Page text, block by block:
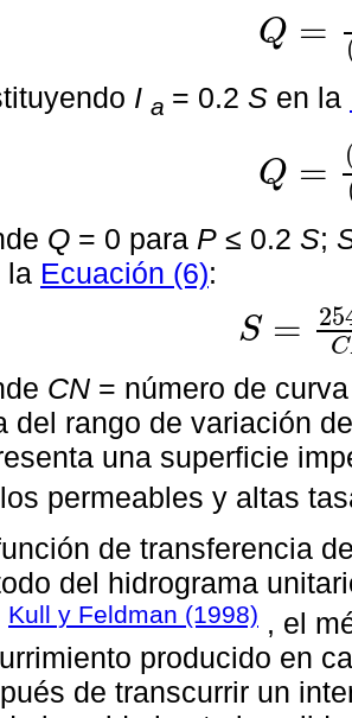
Q =
Q=P Ia2P a
I a = 0.2 S en la
Q =
Q=P 0.2S P
Q = 0 para P ≤ 0.2 S;
la Ecuación (6):
S = C
S=25400 CN-
CN = número de
del rango de variación
una superficie
permeables y altas
de transferencia
del hidrograma
Kull y Feldman (1998) , el
producido en
de transcurrir un